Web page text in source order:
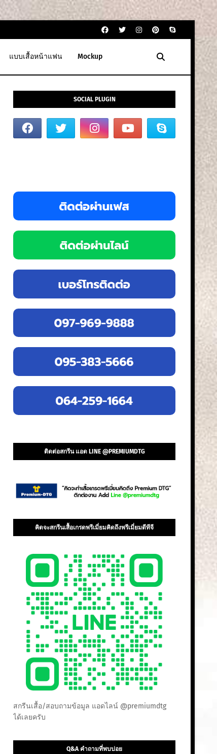
แบบเสื้อหน้าแฟน Mockup
SOCIAL PLUGIN
ติดต่อสกรีน แอด LINE @PREMIUMDTG
คิดจะสกรีนเสื้อเกรดพรีเมี่ยมคิดถึงพรีเมี่ยมดีทีจี
สกรีนเสื้อ/สอบถามข้อมูล แอดไลน์ @premiumdtg
ได้เลยครับ
Q&A คำถามที่พบบ่อย